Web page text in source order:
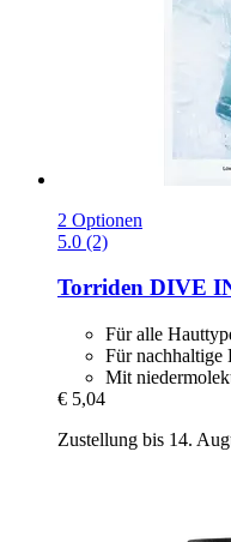
2 Optionen
5.0 (2)
Torriden DIVE
Für alle
Für nachhaltige
Mit
€ 5,04
Zustellung bis 14.